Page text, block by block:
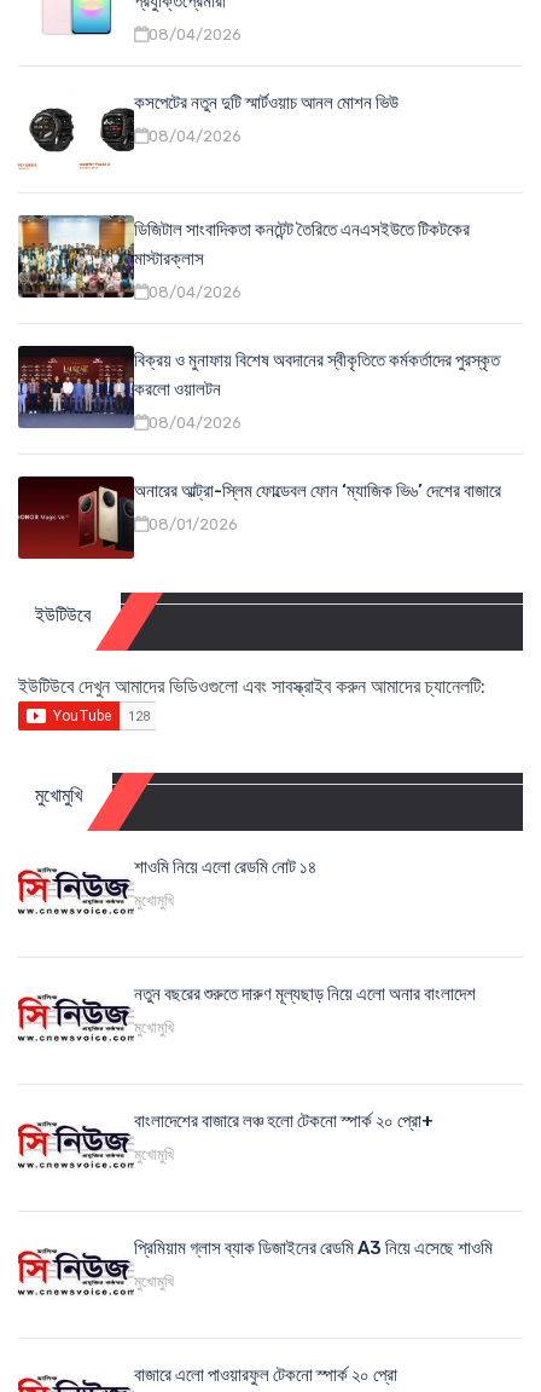
08/04/2026
কসপেটের নতুন দুটি স্মার্টওয়াচ আনল মোশন ভিউ
08/04/2026
ডিজিটাল সাংবাদিকতা কনটেন্ট তৈরিতে এনএসইউতে টিকটকের
মাস্টারক্লাস
08/04/2026
বিক্রয় ও মুনাফায় বিশেষ অবদানের স্বীকৃতিতে কর্মকর্তাদের পুরস্কৃত
করলো ওয়ালটন
08/04/2026
অনারের আল্ট্রা-স্লিম ফোল্ডেবল ফোন ‘ম্যাজিক ভি৬’ দেশের বাজারে
08/01/2026
ইউটিউবে
ইউটিউবে দেখুন আমাদের ভিডিওগুলো এবং সাবস্ক্রাইব করুন আমাদের চ্যানেলটি:
মুখোমুখি
শাওমি নিয়ে এলো রেডমি নোট ১৪
মুখোমুখি
নতুন বছরের শুরুতে দারুণ মূল্যছাড় নিয়ে এলো অনার বাংলাদেশ
মুখোমুখি
বাংলাদেশের বাজারে লঞ্চ হলো টেকনো স্পার্ক ২০ প্রো+
মুখোমুখি
প্রিমিয়াম গ্লাস ব্যাক ডিজাইনের রেডমি A3 নিয়ে এসেছে শাওমি
মুখোমুখি
বাজারে এলো পাওয়ারফুল টেকনো স্পার্ক ২০ প্রো